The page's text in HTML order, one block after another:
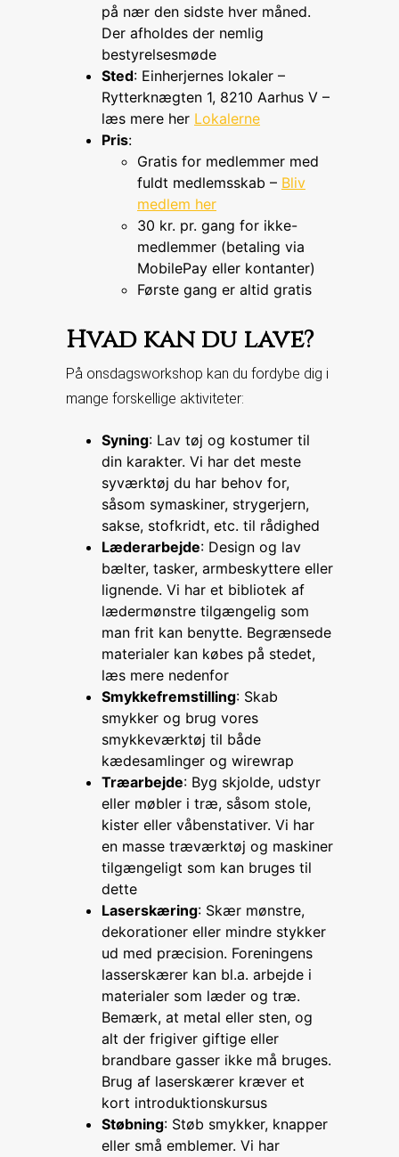
på nær den sidste hver måned.
Der afholdes der nemlig
bestyrelsesmøde
Sted: Einherjernes lokaler –
Rytterknægten 1, 8210 Aarhus V –
læs mere her Lokalerne
Pris:
Gratis for medlemmer med
fuldt medlemsskab – Bliv
medlem her
30 kr. pr. gang for ikke-
medlemmer (betaling via
MobilePay eller kontanter)
Første gang er altid gratis
Hvad kan du lave?
På onsdagsworkshop kan du fordybe dig i
mange forskellige aktiviteter:
Syning: Lav tøj og kostumer til
din karakter. Vi har det meste
syværktøj du har behov for,
såsom symaskiner, strygerjern,
sakse, stofkridt, etc. til rådighed
Læderarbejde: Design og lav
bælter, tasker, armbeskyttere eller
lignende. Vi har et bibliotek af
lædermønstre tilgængelig som
man frit kan benytte. Begrænsede
materialer kan købes på stedet,
læs mere nedenfor
Smykkefremstilling: Skab
smykker og brug vores
smykkeværktøj til både
kædesamlinger og wirewrap
Træarbejde: Byg skjolde, udstyr
eller møbler i træ, såsom stole,
kister eller våbenstativer. Vi har
en masse træværktøj og maskiner
tilgængeligt som kan bruges til
dette
Laserskæring: Skær mønstre,
dekorationer eller mindre stykker
ud med præcision. Foreningens
lasserskærer kan bl.a. arbejde i
materialer som læder og træ.
Bemærk, at metal eller sten, og
alt der frigiver giftige eller
brandbare gasser ikke må bruges.
Brug af laserskærer kræver et
kort introduktionskursus
Støbning: Støb smykker, knapper
eller små emblemer. Vi har